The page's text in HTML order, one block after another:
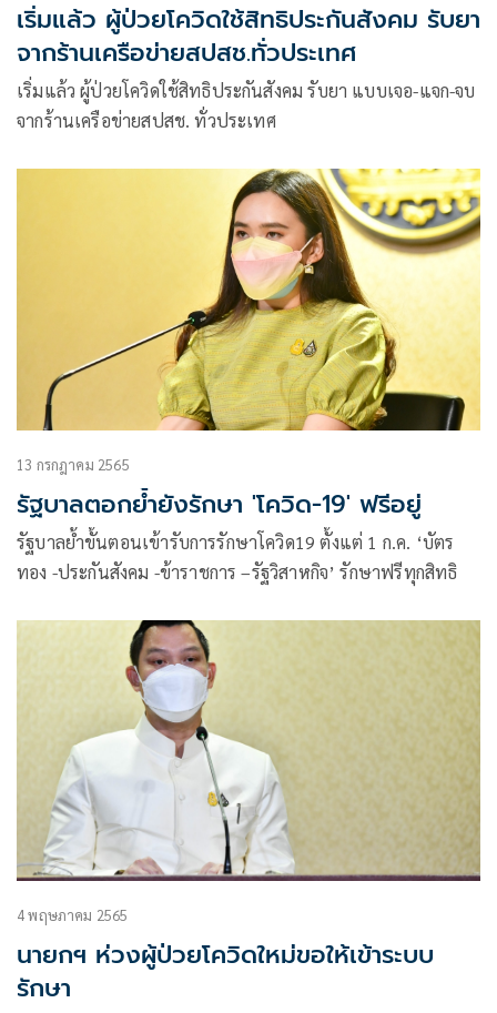
เริ่มแล้ว ผู้ป่วยโควิดใช้สิทธิประกันสังคม รับยา
จากร้านเครือข่ายสปสช.ทั่วประเทศ
เริ่มแล้ว ผู้ป่วยโควิดใช้สิทธิประกันสังคม รับยา แบบเจอ-แจก-จบ
จากร้านเครือข่ายสปสช. ทั่วประเทศ
13 กรกฎาคม 2565
รัฐบาลตอกย้ำยังรักษา 'โควิด-19' ฟรีอยู่
รัฐบาลย้ำขั้นตอนเข้ารับการรักษาโควิด19 ตั้งแต่ 1 ก.ค. ‘บัตร
ทอง -ประกันสังคม -ข้าราชการ –รัฐวิสาหกิจ’ รักษาฟรีทุกสิทธิ
4 พฤษภาคม 2565
นายกฯ ห่วงผู้ป่วยโควิดใหม่ขอให้เข้าระบบ
รักษา